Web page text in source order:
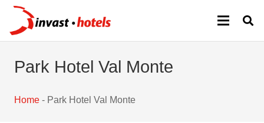
Park Hotel Val Monte
Home - Park Hotel Val Monte